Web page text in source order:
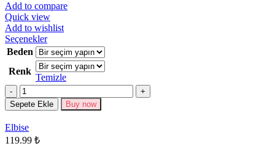
Add to compare
Quick view
Add to wishlist
SeçeneklerBu
ürünün
birden
fazla
varyasyonu
Seçenekler
Beden
Renk
Temizle
Miktar
Sepete Ekle Buy now
Elbise
119.99 ₺